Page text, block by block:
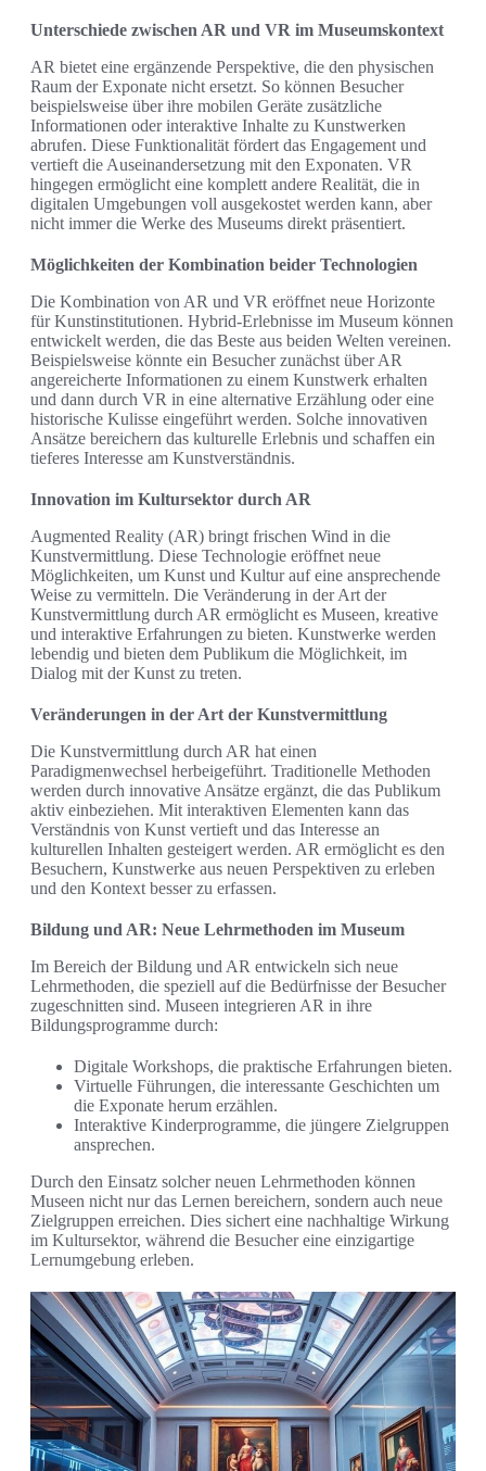
Unterschiede zwischen AR und VR im Museumskontext
AR bietet eine ergänzende Perspektive, die den physischen
Raum der Exponate nicht ersetzt. So können Besucher
beispielsweise über ihre mobilen Geräte zusätzliche
Informationen oder interaktive Inhalte zu Kunstwerken
abrufen. Diese Funktionalität fördert das Engagement und
vertieft die Auseinandersetzung mit den Exponaten. VR
hingegen ermöglicht eine komplett andere Realität, die in
digitalen Umgebungen voll ausgekostet werden kann, aber
nicht immer die Werke des Museums direkt präsentiert.
Möglichkeiten der Kombination beider Technologien
Die Kombination von AR und VR eröffnet neue Horizonte
für Kunstinstitutionen. Hybrid-Erlebnisse im Museum können
entwickelt werden, die das Beste aus beiden Welten vereinen.
Beispielsweise könnte ein Besucher zunächst über AR
angereicherte Informationen zu einem Kunstwerk erhalten
und dann durch VR in eine alternative Erzählung oder eine
historische Kulisse eingeführt werden. Solche innovativen
Ansätze bereichern das kulturelle Erlebnis und schaffen ein
tieferes Interesse am Kunstverständnis.
Innovation im Kultursektor durch AR
Augmented Reality (AR) bringt frischen Wind in die
Kunstvermittlung. Diese Technologie eröffnet neue
Möglichkeiten, um Kunst und Kultur auf eine ansprechende
Weise zu vermitteln. Die Veränderung in der Art der
Kunstvermittlung durch AR ermöglicht es Museen, kreative
und interaktive Erfahrungen zu bieten. Kunstwerke werden
lebendig und bieten dem Publikum die Möglichkeit, im
Dialog mit der Kunst zu treten.
Veränderungen in der Art der Kunstvermittlung
Die Kunstvermittlung durch AR hat einen
Paradigmenwechsel herbeigeführt. Traditionelle Methoden
werden durch innovative Ansätze ergänzt, die das Publikum
aktiv einbeziehen. Mit interaktiven Elementen kann das
Verständnis von Kunst vertieft und das Interesse an
kulturellen Inhalten gesteigert werden. AR ermöglicht es den
Besuchern, Kunstwerke aus neuen Perspektiven zu erleben
und den Kontext besser zu erfassen.
Bildung und AR: Neue Lehrmethoden im Museum
Im Bereich der Bildung und AR entwickeln sich neue
Lehrmethoden, die speziell auf die Bedürfnisse der Besucher
zugeschnitten sind. Museen integrieren AR in ihre
Bildungsprogramme durch:
Digitale Workshops, die praktische Erfahrungen bieten.
Virtuelle Führungen, die interessante Geschichten um
die Exponate herum erzählen.
Interaktive Kinderprogramme, die jüngere Zielgruppen
ansprechen.
Durch den Einsatz solcher neuen Lehrmethoden können
Museen nicht nur das Lernen bereichern, sondern auch neue
Zielgruppen erreichen. Dies sichert eine nachhaltige Wirkung
im Kultursektor, während die Besucher eine einzigartige
Lernumgebung erleben.